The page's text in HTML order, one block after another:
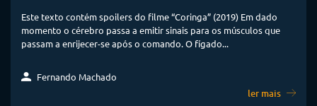
Este texto contém spoilers do filme “Coringa” (2019) Em dado
momento o cérebro passa a emitir sinais para os músculos que
passam a enrijecer-se após o comando. O fígado...
Fernando Machado
ler mais